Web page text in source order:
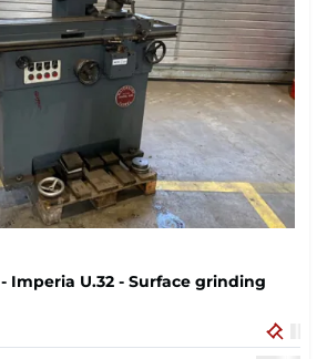
Imperia U.32 - Surface grinding